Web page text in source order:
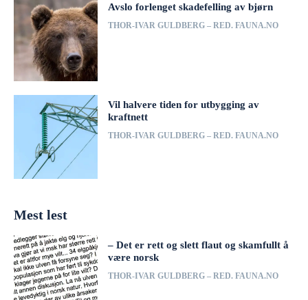
Avslo forlenget skadefelling av bjørn
THOR-IVAR GULDBERG – RED. FAUNA.NO
Vil halvere tiden for utbygging av
kraftnett
THOR-IVAR GULDBERG – RED. FAUNA.NO
Mest lest
– Det er rett og slett flaut og skamfullt å
være norsk
THOR-IVAR GULDBERG – RED. FAUNA.NO